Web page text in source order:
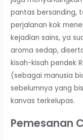
pantas bersanding,
perjalanan kok
kejadian sains, ya
aroma sedap,
kisah-kisah pendek
(sebagai manusia
sebelumnya yang
kanvas terkelupas.
Pemesanan